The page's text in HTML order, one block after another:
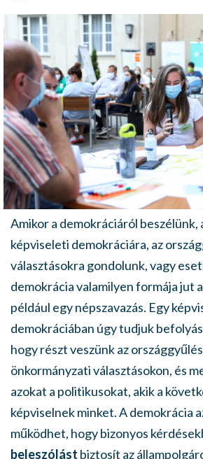
Amikor a demokráciáról beszélünk,
képviseleti demokráciára, az
választásokra gondolunk, vagy
demokrácia valamilyen formája jut
például egy népszavazás. Egy
demokráciában úgy tudjuk
hogy részt veszünk az
önkormányzati választásokon, és
azokat a politikusokat, akik a
képviselnek minket. A demokrácia
működhet, hogy bizonyos
beleszólást biztosít az